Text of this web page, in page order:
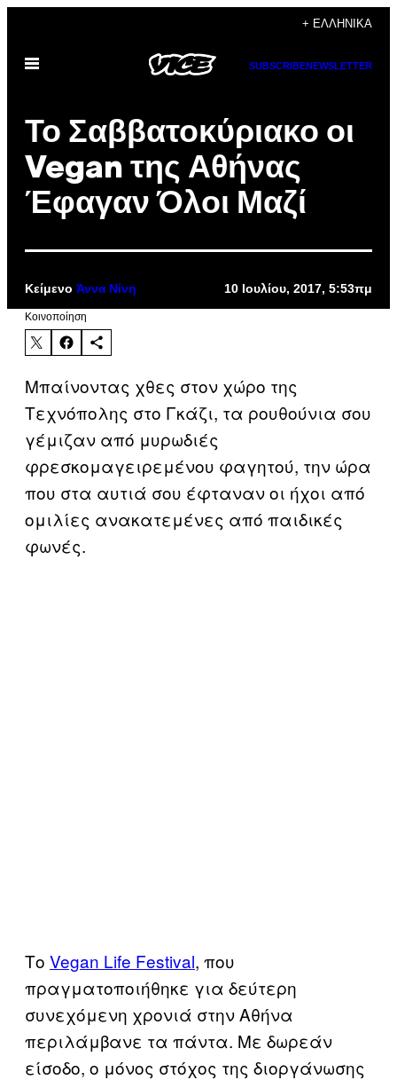
περιεχόμενο
+ ΕΛΛΗΝΙΚΆ
Ανοίξτε
SUBSCRIBENEWSLETTER
Το Σαββατοκύριακο οι
Vegan της Αθήνας
Έφαγαν Όλοι Μαζί
Κείμενο Άννα Νίνη 10 Ιουλίου, 2017, 5:53πμ
Kοινοποίηση
Μπαίνοντας χθες στον χώρο της
Τεχνόπολης στο Γκάζι, τα ρουθούνια σου
γέμιζαν από μυρωδιές
φρεσκομαγειρεμένου φαγητού, την ώρα
που στα αυτιά σου έφταναν οι ήχοι από
ομιλίες ανακατεμένες από παιδικές
φωνές.
Το Vegan Life Festival, που
πραγματοποιήθηκε για δεύτερη
συνεχόμενη χρονιά στην Αθήνα
περιλάμβανε τα πάντα. Με δωρεάν
είσοδο, ο μόνος στόχος της διοργάνωσης